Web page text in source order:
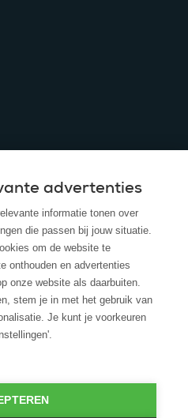
advertenties
informatie tonen over
die passen bij jouw situatie.
om de website te
onthouden en advertenties
onze website als daarbuiten.
stem je in met het gebruik van
Je kunt je voorkeuren